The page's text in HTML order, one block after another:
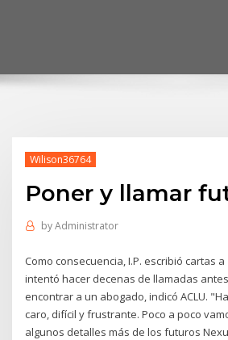
Wilison36764
Poner y llamar
byAdministrator
Como consecuencia, I.P. escribió cartas
intentó hacer decenas de llamadas
encontrar a un abogado, indicó ACLU.
caro, difícil y frustrante. Poco a poco
algunos detalles más de los futuros